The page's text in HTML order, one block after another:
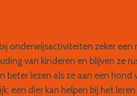
onderwijsactiviteiten zeker een
van kinderen en blijven ze
beter lezen als ze aan een hond
een dier kan helpen bij het